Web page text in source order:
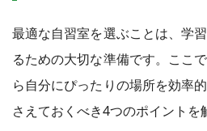
最適な自習室を選ぶことは、学
るための大切な準備です。ここ
ら自分にぴったりの場所を効率
さえておくべき4つのポイントを